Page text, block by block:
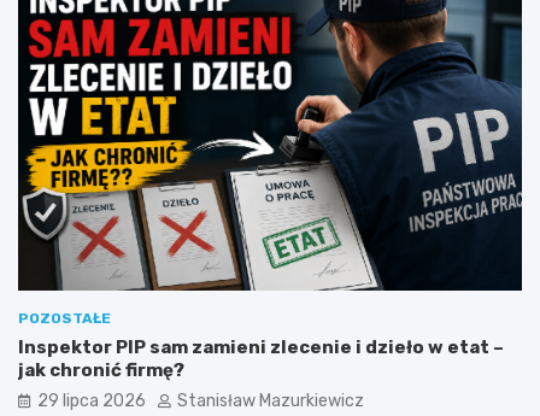
POZOSTAŁE
Inspektor PIP sam zamieni zlecenie i dzieło w etat –
jak chronić firmę?
29 lipca 2026 Stanisław Mazurkiewicz